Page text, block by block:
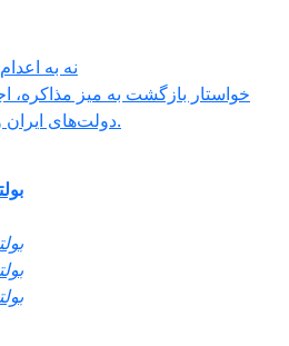
نه به
خواستار بازگشت به میز مذاکره،
دولت‌های ایران و آمریکا و پایان جنگ هستیم.